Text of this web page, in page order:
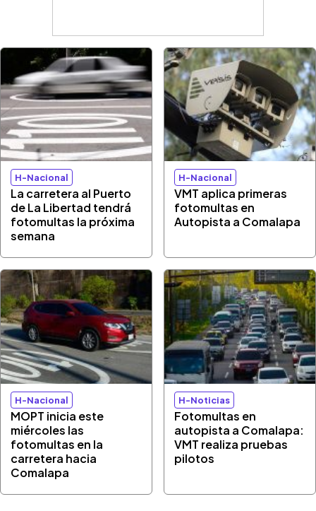
H-Nacional
La carretera al Puerto
de La Libertad tendrá
fotomultas la próxima
semana
H-Nacional
VMT aplica primeras
fotomultas en
Autopista a Comalapa
H-Nacional
MOPT inicia este
miércoles las
fotomultas en la
carretera hacia
Comalapa
H-Noticias
Fotomultas en
autopista a Comalapa:
VMT realiza pruebas
pilotos